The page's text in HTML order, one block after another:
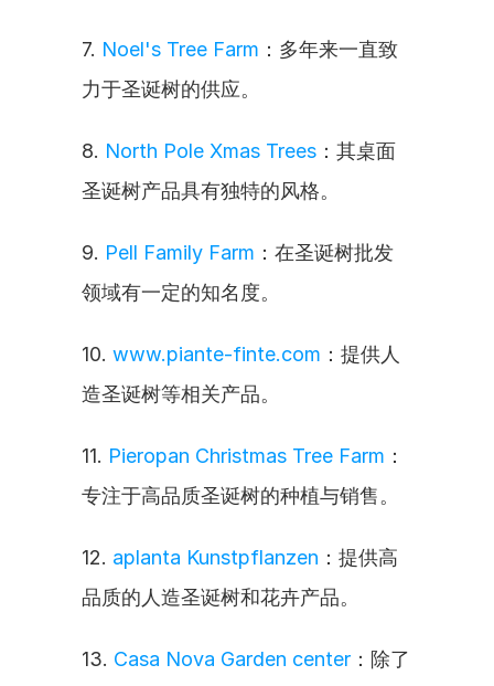
7. Noel's Tree Farm ：多年来一直致
力于圣诞树的供应。
8. North Pole Xmas Trees ：其桌面
圣诞树产品具有独特的风格。
9. Pell Family Farm ：在圣诞树批发
领域有一定的知名度。
10. www.piante-finte.com ：提供人
造圣诞树等相关产品。
11. Pieropan Christmas Tree Farm ：
专注于高品质圣诞树的种植与销售。
12. aplanta Kunstpflanzen ：提供高
品质的人造圣诞树和花卉产品。
13. Casa Nova Garden center ：除了